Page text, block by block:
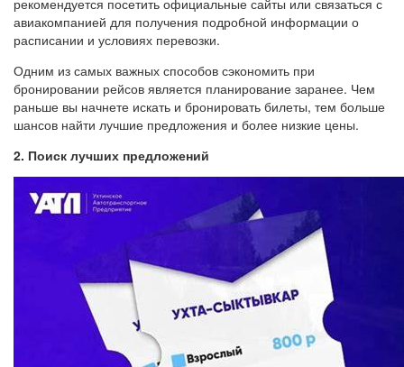
авиакомпанией для получения подробной информации о
расписании и условиях перевозки.
Одним из самых важных способов сэкономить при
бронировании рейсов является планирование заранее. Чем
раньше вы начнете искать и бронировать билеты, тем больше
шансов найти лучшие предложения и более низкие цены.
2. Поиск лучших предложений